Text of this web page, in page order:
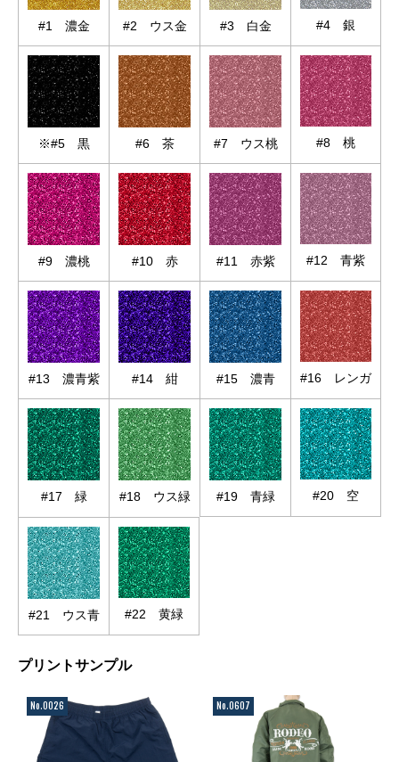
#1 濃金 #2 ウス金 #3 白金 #4 銀
※#5 黒 #6 茶 #7 ウス桃 #8 桃
#9 濃桃 #10 赤 #11 赤紫 #12 青紫
#13 濃青紫 #14 紺 #15 濃青 #16 レンガ
#17 緑 #18 ウス緑 #19 青緑 #20 空
#21 ウス青 #22 黄緑
プリントサンプル
No.0026 No.0607